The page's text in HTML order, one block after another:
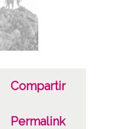
Compartir
Permalink